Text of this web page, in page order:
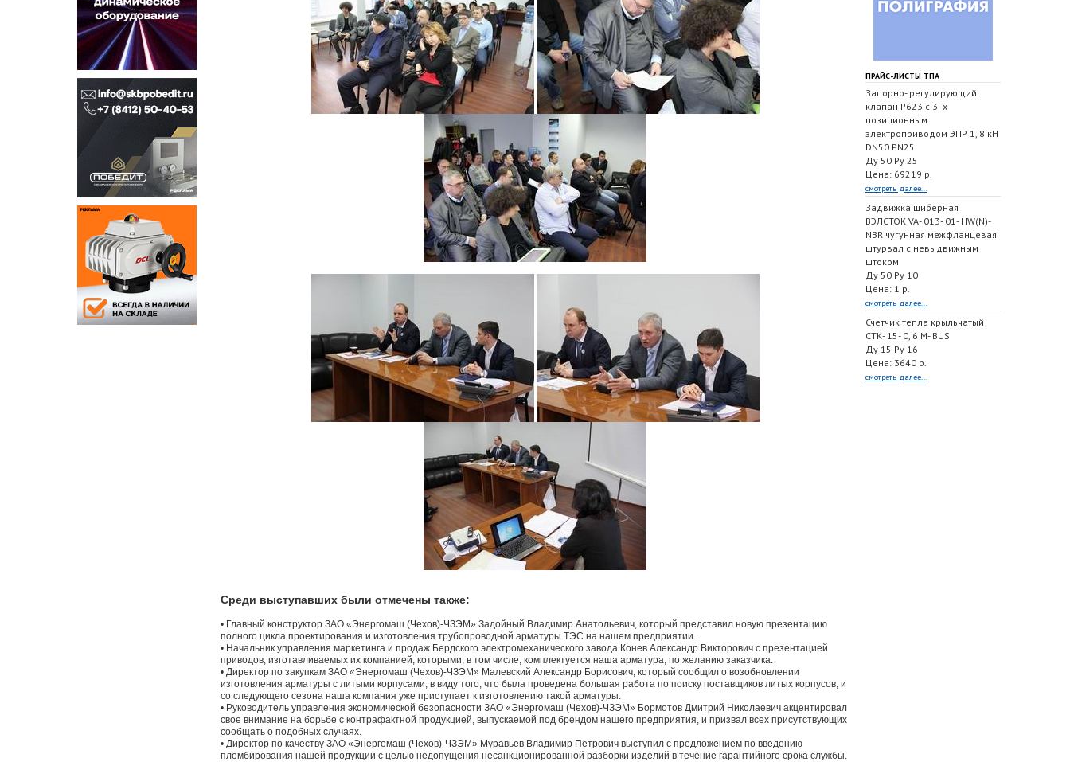
Среди выступавших были отмечены также:
• Главный конструктор ЗАО «Энергомаш (Чехов)-ЧЗЭМ» Задойный Владимир Анатольевич, который представил новую презентацию
полного цикла проектирования и изготовления трубопроводной арматуры ТЭС на нашем предприятии.
• Начальник управления маркетинга и продаж Бердского электромеханического завода Конев Александр Викторович с презентацией
приводов, изготавливаемых их компанией, которыми, в том числе, комплектуется наша арматура, по желанию заказчика.
• Директор по закупкам ЗАО «Энергомаш (Чехов)-ЧЗЭМ» Малевский Александр Борисович, который сообщил о возобновлении
изготовления арматуры с литыми корпусами, в виду того, что была проведена большая работа по поиску поставщиков литых корпусов, и
со следующего сезона наша компания уже приступает к изготовлению такой арматуры.
• Руководитель управления экономической безопасности ЗАО «Энергомаш (Чехов)-ЧЗЭМ» Бормотов Дмитрий Николаевич акцентировал
свое внимание на борьбе с контрафактной продукцией, выпускаемой под брендом нашего предприятия, и призвал всех присутствующих
сообщать о подобных случаях.
• Директор по качеству ЗАО «Энергомаш (Чехов)-ЧЗЭМ» Муравьев Владимир Петрович выступил с предложением по введению
пломбирования нашей продукции с целью недопущения несанкционированной разборки изделий в течение гарантийного срока службы.
ПРАЙС-ЛИСТЫ ТПА
Запорно- регулирующий
клапан Р623 с 3- х
позиционным
электроприводом ЭПР 1, 8 кН
DN50 PN25
Ду 50 Ру 25
Цена: 69219 р.
смотреть далее...
Задвижка шиберная
ВЭЛСТОК VA- 013- 01- HW(N)-
NBR чугунная межфланцевая
штурвал с невыдвижным
штоком
Ду 50 Ру 10
Цена: 1 р.
смотреть далее...
Счетчик тепла крыльчатый
СТК- 15- 0, 6 M- BUS
Ду 15 Ру 16
Цена: 3640 р.
смотреть далее...